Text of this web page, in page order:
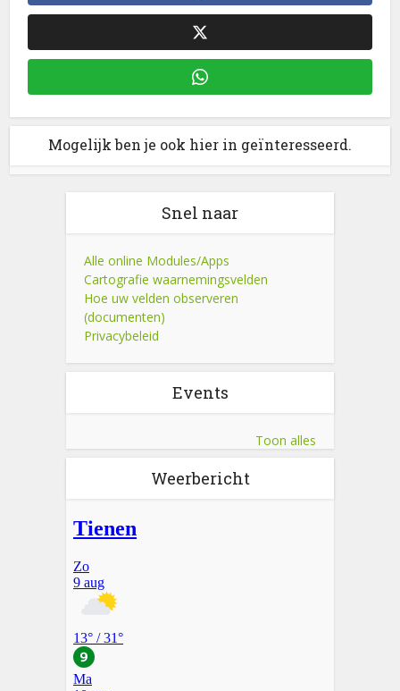
Mogelijk ben je ook hier in geïnteresseerd.
Snel naar
Alle online Modules/Apps
Cartografie waarnemingsvelden
Hoe uw velden observeren
(documenten)
Privacybeleid
Events
Toon alles
Weerbericht